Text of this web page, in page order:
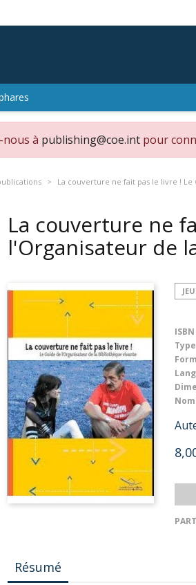
à publishing@coe.int pour
La couverture ne fait pas le livre !
La couverture ne
l'Organisateur de
ISBN
Résumé